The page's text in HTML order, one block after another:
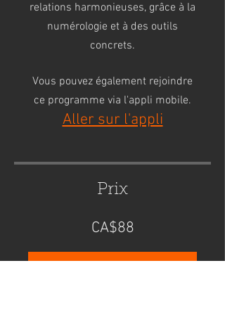
relations harmonieuses, grâce à la
numérologie et à des outils
concrets.
Vous pouvez également rejoindre
ce programme via l'appli mobile.
Aller sur l'appli
Prix
CA$88